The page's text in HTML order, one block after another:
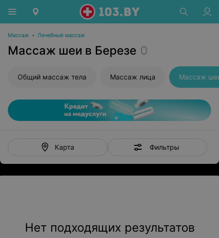
Массаж • Лечебный массаж
Массаж шеи в Березе 0
Общий массаж тела Массаж лица Массаж
Карта Фильтры
Нет подходящих результатов